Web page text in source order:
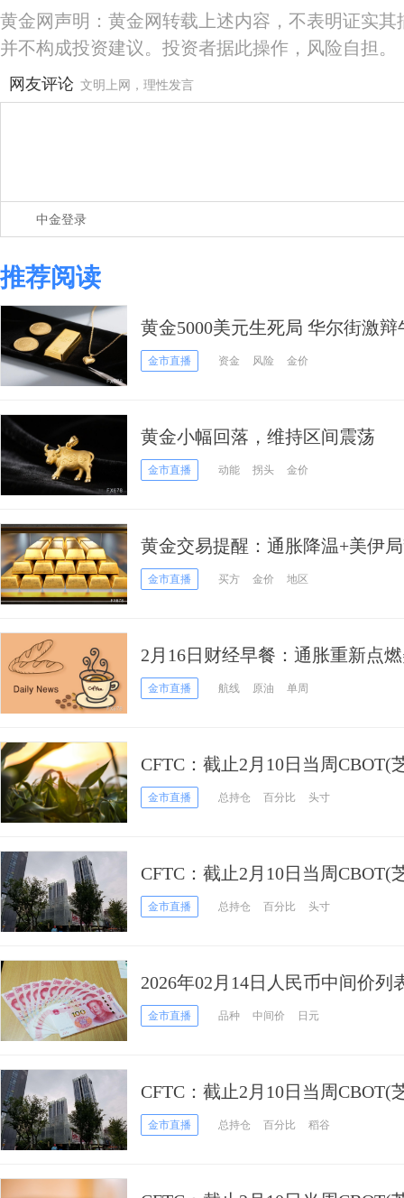
黄金网声明：黄金网转载上述内容，不表明证实
并不构成投资建议。投资者据此操作，风险自担。
网友评论 文明上网，理性发言
中金登录
推荐阅读
黄金5000美元生死局 华尔街激辩
金市直播 资金 风险 金价
黄金小幅回落，维持区间震荡
金市直播 动能 拐头 金价
黄金交易提醒：通胀降温+美伊
何涨不上去？本周PCE定生死
金市直播 买方 金价 地区
2月16日财经早餐：通胀重新点
测试5000关口支撑，OPEC+或4
金市直播 航线 原油 单周
CFTC：截止2月10日当周CBOT(
期货持仓报告
金市直播 总持仓 百分比 头寸
CFTC：截止2月10日当周CBOT(
冬小麦期货持仓报告
金市直播 总持仓 百分比 头寸
2026年02月14日人民币中间价列
金市直播 品种 中间价 日元
CFTC：截止2月10日当周CBOT(
期货持仓报告
金市直播 总持仓 百分比 稻谷